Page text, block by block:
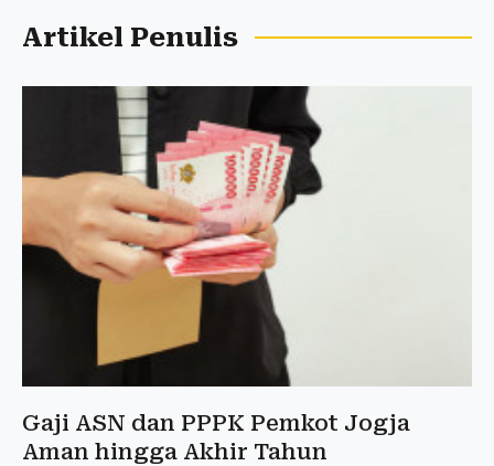
Artikel Penulis
Gaji ASN dan PPPK Pemkot Jogja
Aman hingga Akhir Tahun